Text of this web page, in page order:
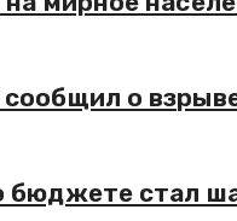
о
бюджете стал